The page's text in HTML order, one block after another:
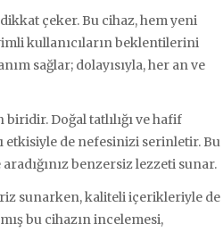
çeker. Bu cihaz, hem yeni
kullanıcıların beklentilerini
sağlar; dolayısıyla, her an ve
Doğal tatlılığı ve hafif
etkisiyle de nefesinizi serinletir. Bu
benzersiz lezzeti sunar.
sunarken, kaliteli içerikleriyle de
bu cihazın incelemesi,